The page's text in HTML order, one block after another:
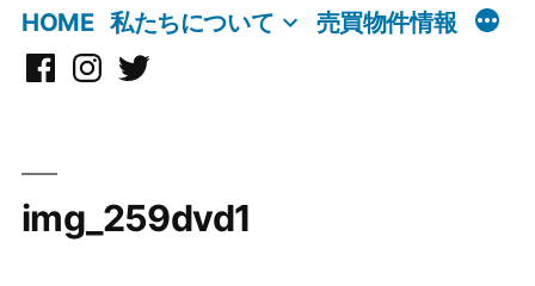
HOME 私たちについて 売買物件情報
Facebook
Instagram
X
img_259dvd1